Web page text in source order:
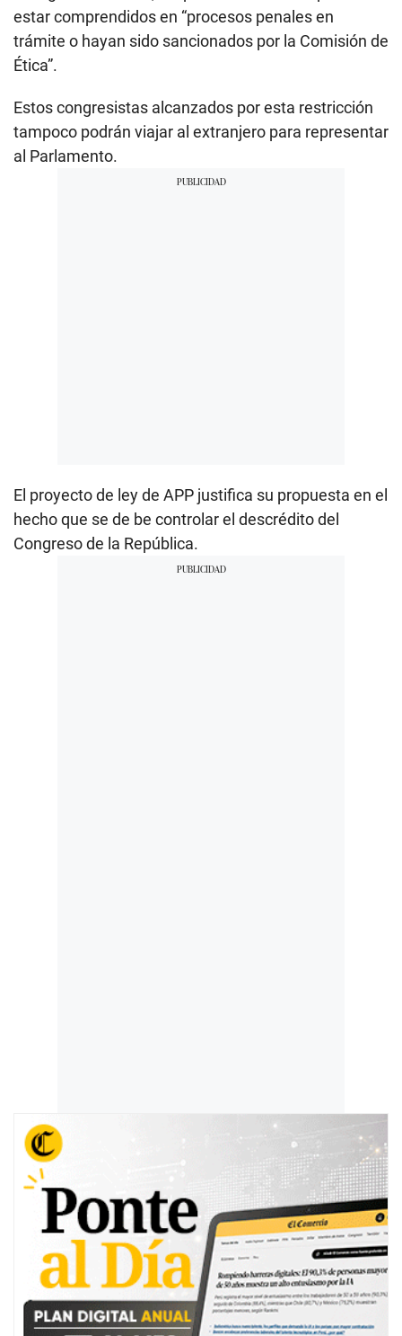
estar comprendidos en “procesos penales en
trámite o hayan sido sancionados por la Comisión de
Ética”.
Estos congresistas alcanzados por esta restricción
tampoco podrán viajar al extranjero para representar
al Parlamento.
El proyecto de ley de APP justifica su propuesta en el
hecho que se de be controlar el descrédito del
Congreso de la República.